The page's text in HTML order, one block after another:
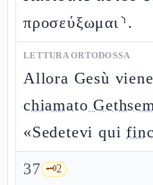
προσεύξωμαι⸃.
LETTURA ORTODOSSA
Allora Gesù
chiamato
«Sedetevi qui
37 🗝️2